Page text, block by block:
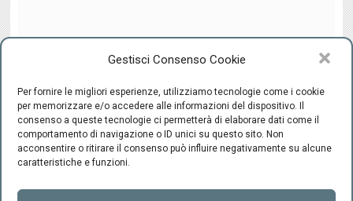
Gestisci Consenso Cookie
Per fornire le migliori esperienze, utilizziamo tecnologie come i cookie
per memorizzare e/o accedere alle informazioni del dispositivo. Il
consenso a queste tecnologie ci permetterà di elaborare dati come il
comportamento di navigazione o ID unici su questo sito. Non
acconsentire o ritirare il consenso può influire negativamente su alcune
caratteristiche e funzioni.
CENTRO INTEGRATO DI SESSUOLOGIA "il Ponte" - C.F.
94220800489 -Cookie Policy-Privacy
Firenze